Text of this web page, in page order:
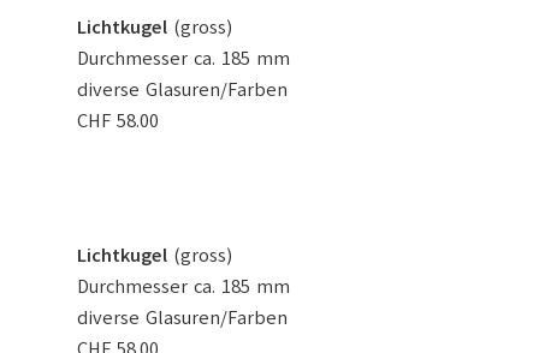
Lichtkugel (gross)
Durchmesser ca. 185 mm
diverse Glasuren/Farben
CHF 58.00
Lichtkugel (gross)
Durchmesser ca. 185 mm
diverse Glasuren/Farben